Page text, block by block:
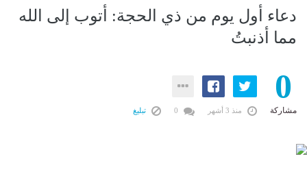
دعاء أول يوم من ذي الحجة: أتوب إلى الله
مما أذنبتُ
0
مشاركة منذ 3 أشهر تبليغ